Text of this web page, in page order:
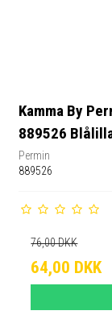
Kamma By
889526
Permin
889526
76,00 DKK
64,00 DKK